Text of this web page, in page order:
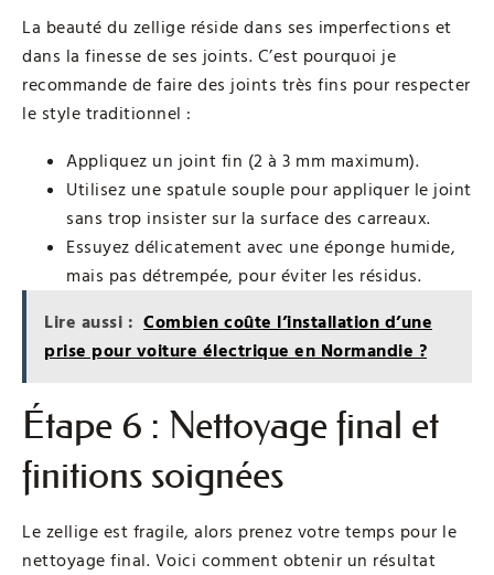
La beauté du zellige réside dans ses imperfections et
dans la finesse de ses joints. C’est pourquoi je
recommande de faire des joints très fins pour respecter
le style traditionnel :
Appliquez un joint fin (2 à 3 mm maximum).
Utilisez une spatule souple pour appliquer le joint
sans trop insister sur la surface des carreaux.
Essuyez délicatement avec une éponge humide,
mais pas détrempée, pour éviter les résidus.
Lire aussi : Combien coûte l’installation d’une
prise pour voiture électrique en Normandie ?
Étape 6 : Nettoyage final et
finitions soignées
Le zellige est fragile, alors prenez votre temps pour le
nettoyage final. Voici comment obtenir un résultat